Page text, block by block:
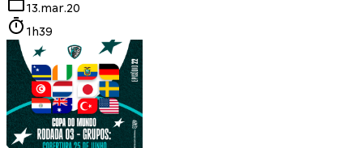
13.mar.20
1h39